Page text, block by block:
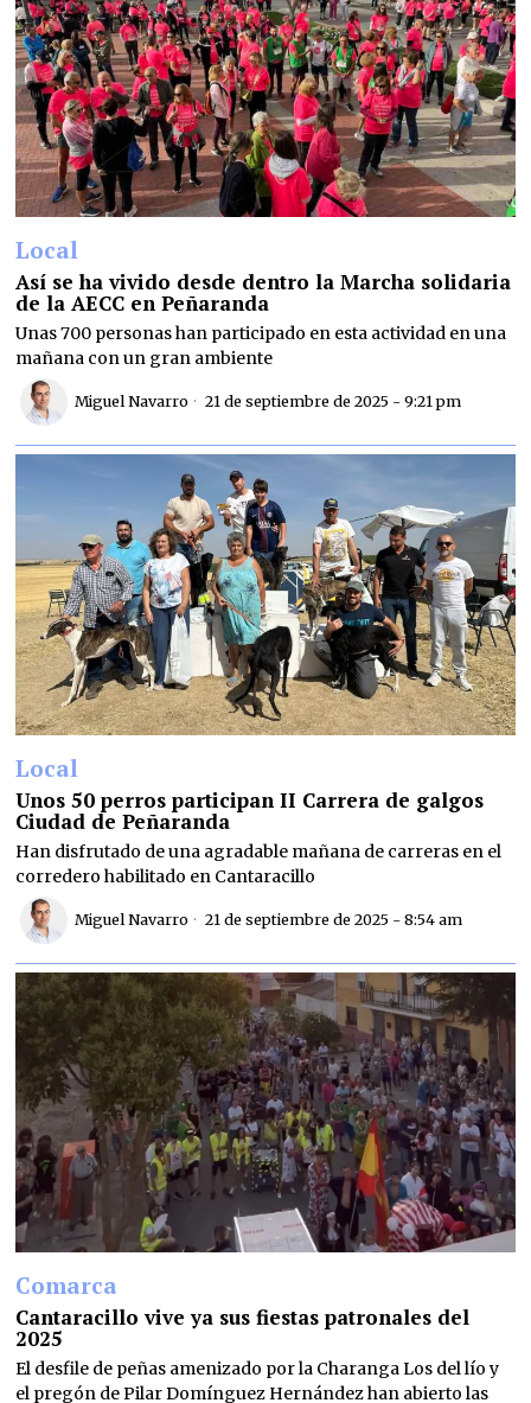
Local
Así se ha vivido desde dentro la Marcha solidaria
de la AECC en Peñaranda
Unas 700 personas han participado en esta actividad en una
mañana con un gran ambiente
Miguel Navarro 21 de septiembre de 2025 - 9:21 pm
Local
Unos 50 perros participan II Carrera de galgos
Ciudad de Peñaranda
Han disfrutado de una agradable mañana de carreras en el
corredero habilitado en Cantaracillo
Miguel Navarro 21 de septiembre de 2025 - 8:54 am
Comarca
Cantaracillo vive ya sus fiestas patronales del
2025
El desfile de peñas amenizado por la Charanga Los del lío y
el pregón de Pilar Domínguez Hernández han abierto las